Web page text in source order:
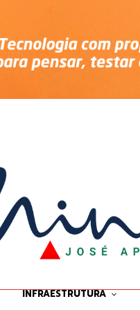
INFRAESTRUTURA